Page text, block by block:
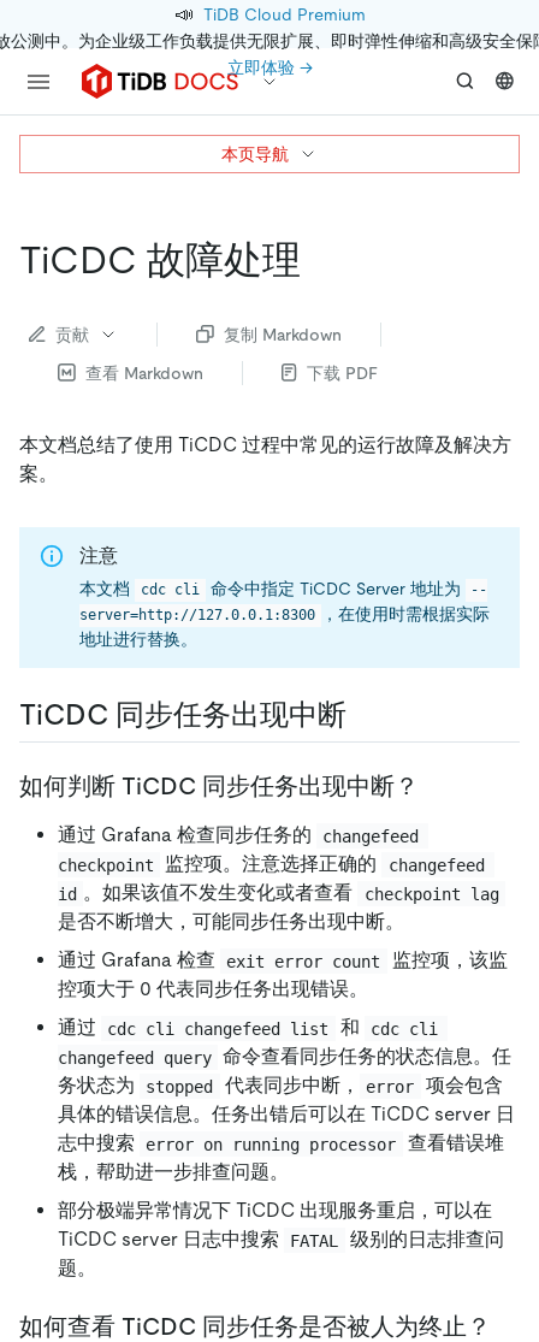
📣 TiDB Cloud Premium
公测中。为企业级工作负载提供无限扩展、即时弹性伸缩和高级安全保
立即体验 →
TiCDC 故障处理
贡献
复制 Markdown
查看 Markdown
下载 PDF
本文档总结了使用 TiCDC 过程中常见的运行故障及解决方
案。
注意
本文档 cdc cli 命令中指定 TiCDC Server 地址为
--
server=http://127.0.0.1:8300
，在使用时需根据实际
地址进行替换。
TiCDC 同步任务出现中断
如何判断 TiCDC 同步任务出现中断？
通过 Grafana 检查同步任务的
changefeed
checkpoint
监控项。注意选择正确的
changefeed
id 。如果该值不发生变化或者查看 checkpoint lag
是否不断增大，可能同步任务出现中断。
通过 Grafana 检查
exit error count
监控项，该监
控项大于 0 代表同步任务出现错误。
通过
cdc cli changefeed list 和
cdc cli
changefeed query 命令查看同步任务的状态信息。任
务状态为
stopped 代表同步中断， error
项会包含
具体的错误信息。任务出错后可以在 TiCDC server 日
志中搜索
error on running processor
查看错误堆
栈，帮助进一步排查问题。
部分极端异常情况下 TiCDC 出现服务重启，可以在
TiCDC server 日志中搜索
FATAL
级别的日志排查问
题。
如何查看 TiCDC 同步任务是否被人为终止？
本页导航